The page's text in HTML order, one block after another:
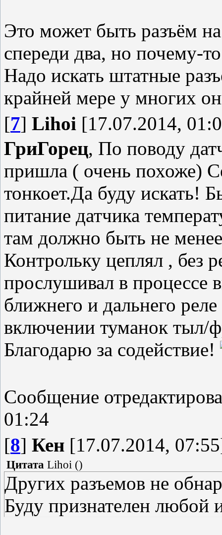
Это может быть разъём
спереди два, но почему-
Надо искать штатные
крайней мере у многих
[7] Lihoi [17.07.2014,
ГриГорец, По поводу
пришла ( очень похоже)
тонкоет.Да буду искать!
питание датчика
там должно быть не
Контрольку цеплял , без
прослушивал в процессе
ближнего и дальнего
включении туманок
Благодарю за содействие!
Сообщение
01:24
[8] Кен [17.07.2014,
Цитата Lihoi ()
Других разъемов не
Буду признателен любой